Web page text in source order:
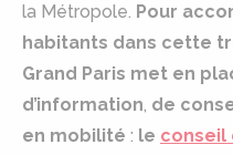
la Métropole. Pour
habitants dans cette
Grand Paris met en
d’information, de
en mobilité : le conseil